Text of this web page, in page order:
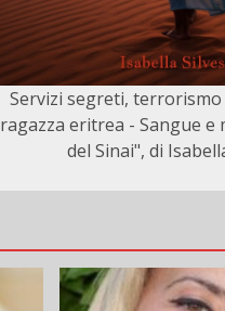
Servizi segreti,
ragazza eritrea - Sangue e
del Sinai", di